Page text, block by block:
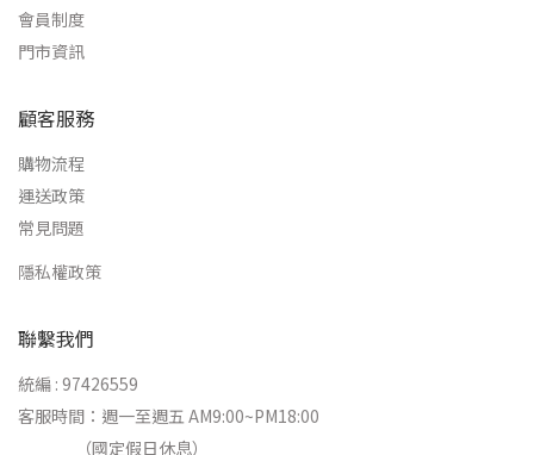
會員制度
門市資訊
顧客服務
購物流程
運送政策
常見問題
隱私權政策
聯繫我們
統編 : 97426559
客服時間：週一至週五 AM9:00~PM18:00
（國定假日休息）